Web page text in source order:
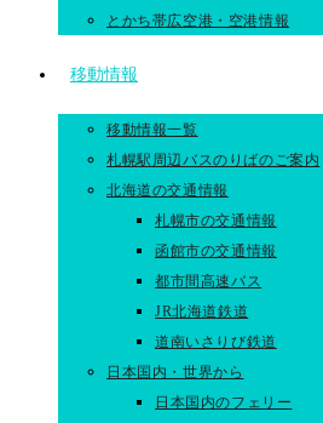
とかち帯広空港・空港情報
移動情報
移動情報一覧
札幌駅周辺バスのりばのご案内
北海道の交通情報
札幌市の交通情報
函館市の交通情報
都市間高速バス
JR北海道鉄道
道南いさりび鉄道
日本国内・世界から
日本国内のフェリー